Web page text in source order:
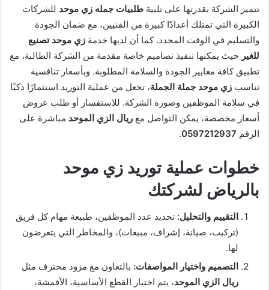
تتميز الشركة بقدرتها على تلبية طلبيات جمله زي موحد للشركات
الكبيرة التي تمتلك أعدادًا كبيرة من الفنيين، مع ضمان الجودة
والتسليم في الوقت المحدد. كما أن لديها خدمة زي موحد تصنيع
للغير حيث يمكنها تنفيذ تصاميم خاصة مقدمة من الشركة الطالبة، مع
تطبيق كافة معايير الجودة والسلامة المطلوبة. وبأسعار تنافسية
تناسب زي موحد جملة الجملة، تجعل من عملية التوريد استثمارًا ذكيًا
في سلامة الموظفين وصورة الشركة. للاستفسار أو طلب عروض
أسعار مخصصة، يمكن التواصل مع ريال الزي الموحد مباشرة على
الرقم 0597212937
.
خطوات عملية توريد زي موحد
بالرياض لشركتك
التقييم والتحليل: تحديد عدد الموظفين، طبيعة مهام كل فريق
(تركيب، صيانة، إشراف، مبيعات)، والمخاطر التي يتعرضون
لها.
التصميم واختيار المواصفات: بالتعاون مع مزود محترف مثل
ريال الزي الموحد، يتم اختيار القطع الأساسية، الأقمشة،